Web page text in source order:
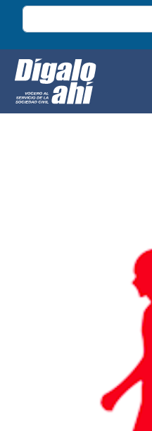
Pasar al contenido principal